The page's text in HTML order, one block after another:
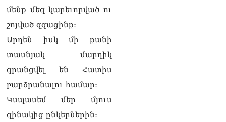
մենք մեզ կարեւորված ու
շոյված զգացինք։
Արդեն իսկ մի քանի
տասնյակ մարդիկ
գրանցվել են Հատիս
բարձրանալու համար։
Կսպասեմ մեր մյուս
զինակից ընկերներին։